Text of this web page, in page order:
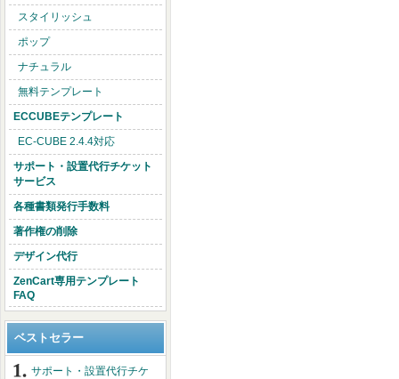
スタイリッシュ
ポップ
ナチュラル
無料テンプレート
ECCUBEテンプレート
EC-CUBE 2.4.4対応
サポート・設置代行チケット
サービス
各種書類発行手数料
著作権の削除
デザイン代行
ZenCart専用テンプレート
FAQ
ベストセラー
サポート・設置代行チケ